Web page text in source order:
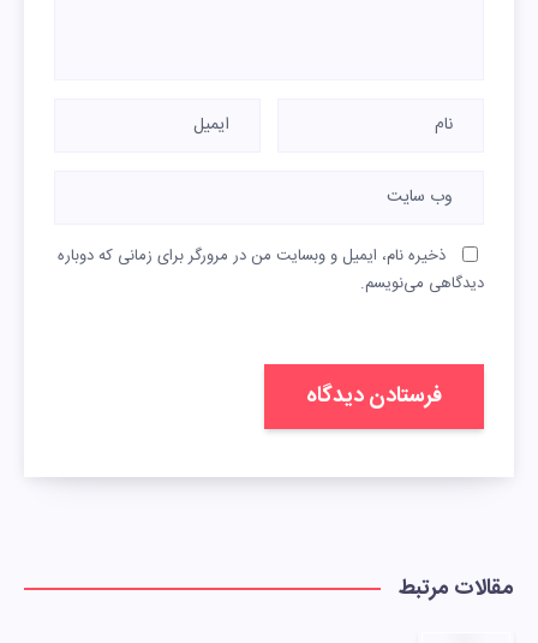
ذخیره نام، ایمیل و وبسایت من در مرورگر برای زمانی که دوباره
دیدگاهی می‌نویسم.
مقالات مرتبط